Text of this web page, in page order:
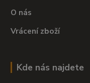
O nás
Vrácení zboží
Kde nás najdete